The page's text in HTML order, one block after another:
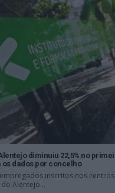
diminuiu 22,5% no
os dados por concelho
inscritos nos
Alentejo...